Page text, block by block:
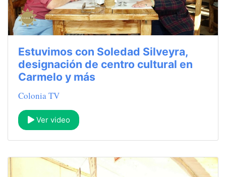
Estuvimos con Soledad Silveyra,
designación de centro cultural en
Carmelo y más
Colonia TV
Ver video